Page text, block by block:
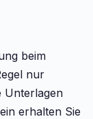
beim
nur
Unterlagen
erhalten Sie